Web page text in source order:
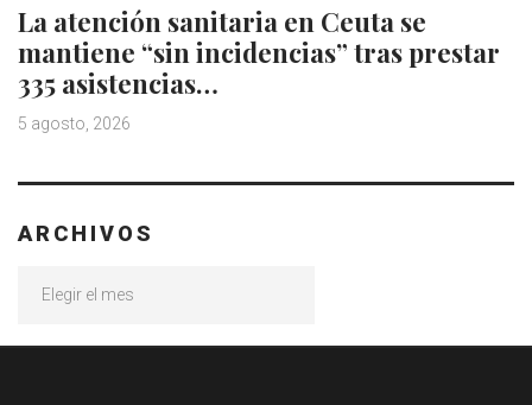
La atención sanitaria en Ceuta se
mantiene “sin incidencias” tras prestar
335 asistencias…
5 agosto, 2026
ARCHIVOS